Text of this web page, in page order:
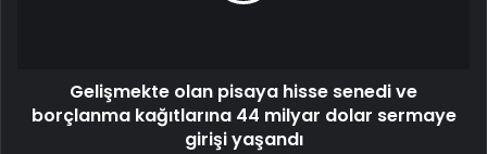
Gelişmekte olan pisaya hisse senedi ve
borçlanma kağıtlarına 44 milyar dolar sermaye
girişi yaşandı